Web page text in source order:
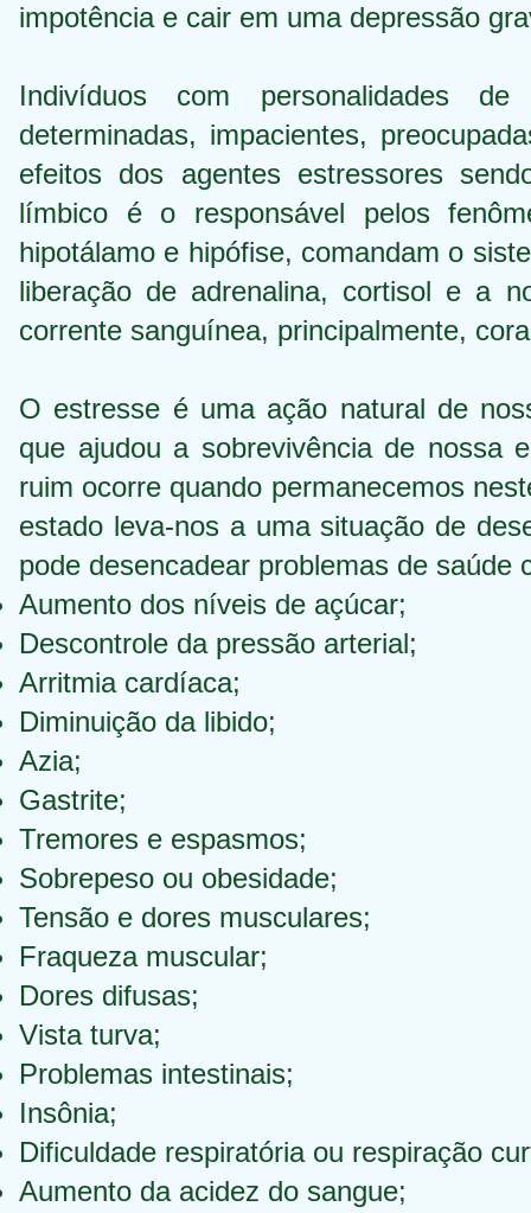
impotência e cair em uma depressão
Indivíduos com personalidades
determinadas, impacientes,
efeitos dos agentes estressores
límbico é o responsável pelos
hipotálamo e hipófise, comandam o
liberação de adrenalina, cortisol e a
corrente sanguínea, principalmente,
O estresse é uma ação natural de
que ajudou a sobrevivência de nossa
ruim ocorre quando permanecemos
estado leva-nos a uma situação de
pode desencadear problemas de saúde
Aumento dos níveis de açúcar;
Descontrole da pressão arterial;
Arritmia cardíaca;
Diminuição da libido;
Azia;
Gastrite;
Tremores e espasmos;
Sobrepeso ou obesidade;
Tensão e dores musculares;
Fraqueza muscular;
Dores difusas;
Vista turva;
Problemas intestinais;
Insônia;
Dificuldade respiratória ou respiração
Aumento da acidez do sangue;